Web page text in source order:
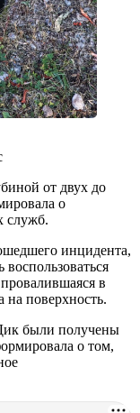
от двух до
о
служб.
инцидента,
в
на поверхность.
были получены
о том,